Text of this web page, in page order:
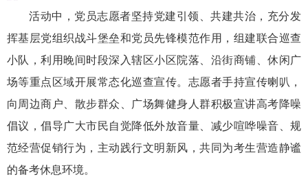
活动中，党员志愿者坚持党建引领、共建共治，充分发
挥基层党组织战斗堡垒和党员先锋模范作用，组建联合巡查
小队，利用晚间时段深入辖区小区院落、沿街商铺、休闲广
场等重点区域开展常态化巡查宣传。志愿者手持宣传喇叭，
向周边商户、散步群众、广场舞健身人群积极宣讲高考降噪
倡议，倡导广大市民自觉降低外放音量、减少喧哗噪音、规
范经营促销行为，主动践行文明新风，共同为考生营造静谧
的备考休息环境。